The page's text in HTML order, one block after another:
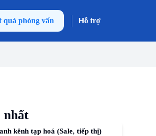
quả phỏng vấn Hỗ trợ
nhất
kênh tạp hoá (Sale, tiếp thị)